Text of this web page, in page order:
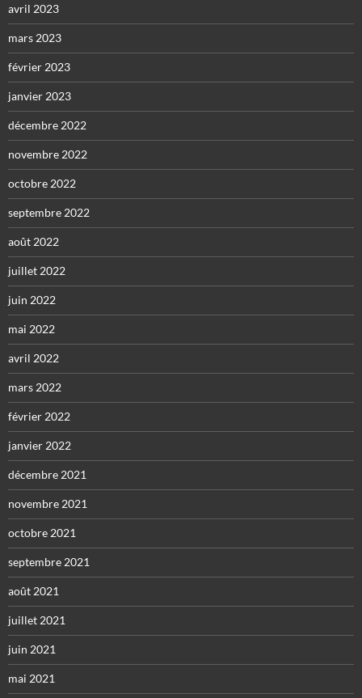
avril 2023
mars 2023
février 2023
janvier 2023
décembre 2022
novembre 2022
octobre 2022
septembre 2022
août 2022
juillet 2022
juin 2022
mai 2022
avril 2022
mars 2022
février 2022
janvier 2022
décembre 2021
novembre 2021
octobre 2021
septembre 2021
août 2021
juillet 2021
juin 2021
mai 2021